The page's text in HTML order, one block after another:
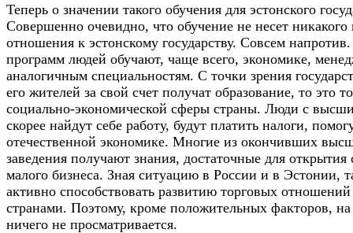
Теперь о значении такого обучения для эстонского
Совершенно очевидно, что обучение не несет никакого
отношения к эстонскому государству. Совсем
программ людей обучают, чаще всего, экономике,
аналогичным специальностям. С точки зрения
его жителей за свой счет получат образование, то это
социально-экономической сферы страны. Люди с
скорее найдут себе работу, будут платить налоги,
отечественной экономике. Многие из окончивших
заведения получают знания, достаточные для открытия
малого бизнеса. Зная ситуацию в России и в Эстонии,
активно способствовать развитию торговых
странами. Поэтому, кроме положительных факторов,
ничего не просматривается.